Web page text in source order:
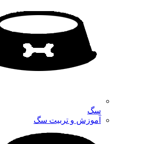
سگ
آموزش و تربیت سگ